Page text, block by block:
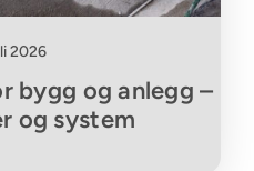
2026
bygg og anlegg –
og system